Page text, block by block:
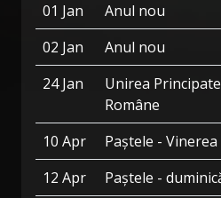
01 Jan
Anul nou
02 Jan
Anul nou
24 Jan
Unirea
Române
10 Apr
Paștele -
12 Apr
Paștele -